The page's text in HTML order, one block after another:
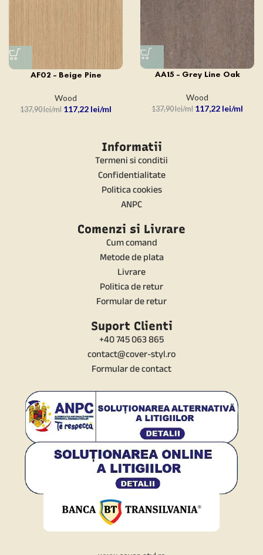
AF02 – Beige Pine
Wood
137,90lei 117,22 lei
AA15 – Grey Line Oak
Wood
137,90lei 117,22 lei
Informatii
Termeni si conditii
Confidentialitate
Politica cookies
ANPC
Comenzi si Livrare
Cum comand
Metode de plata
Livrare
Politica de retur
Formular de retur
Suport Clienti
+40 745 063 865
contact@cover-styl.ro
Formular de contact